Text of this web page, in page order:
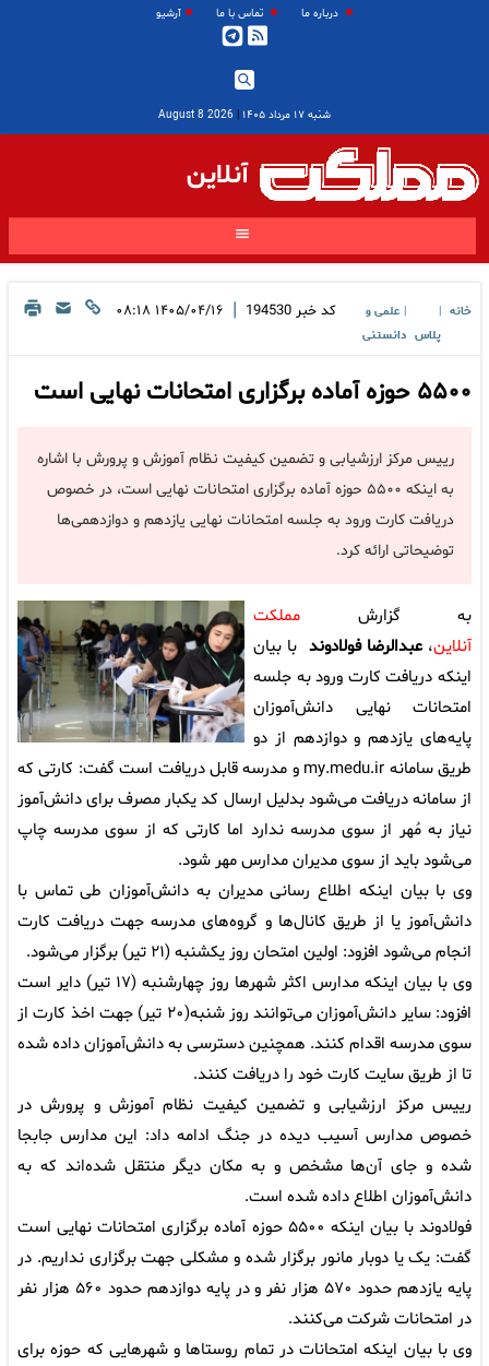
درباره ما تماس با ما آرشیو
شنبه ۱۷ مرداد ۱۴۰۵ |
2026 August 8
آنلاین
خانه
پلاس
علمی و
دانستنی
کد خبر 194530
| ۱۴۰۵/۰۴/۱۶ ۰۸:۱۸
۵۵۰۰ حوزه آماده برگزاری امتحانات نهایی است
رییس مرکز ارزشیابی و تضمین کیفیت نظام آموزش و پرورش با اشاره
به اینکه ۵۵۰۰ حوزه آماده برگزاری امتحانات نهایی است، در خصوص
دریافت کارت ورود به جلسه امتحانات نهایی یازدهم و دوازدهمی‌ها
توضیحاتی ارائه کرد.
به گزارش مملکت
آنلاین،عبدالرضا فولادوند با بیان
اینکه دریافت کارت ورود به جلسه
امتحانات نهایی دانش‌آموزان
پایه‌های یازدهم و دوازدهم از دو
طریق سامانه my.medu.ir و مدرسه قابل دریافت است گفت: کارتی که
از سامانه دریافت می‌شود بدلیل ارسال کد یکبار مصرف برای دانش‌آموز
نیاز به مُهر از سوی مدرسه ندارد اما کارتی که از سوی مدرسه چاپ
می‌شود باید از سوی مدیران مدارس مهر شود.
وی با بیان اینکه اطلاع رسانی مدیران به دانش‌آموزان طی تماس با
دانش‌آموز یا از طریق کانال‌ها و گروه‌های مدرسه جهت دریافت کارت
انجام می‌شود افزود: اولین امتحان روز یکشنبه (۲۱ تیر) برگزار می‌شود.
وی با بیان اینکه مدارس اکثر شهرها روز چهارشنبه (۱۷ تیر) دایر است
افزود: سایر دانش‌آموزان می‌توانند روز شنبه(۲۰ تیر) جهت اخذ کارت از
سوی مدرسه اقدام کنند. همچنین دسترسی به دانش‌آموزان داده شده
تا از طریق سایت کارت خود را دریافت کنند.
رییس مرکز ارزشیابی و تضمین کیفیت نظام آموزش و پرورش در
خصوص مدارس آسیب دیده در جنگ ادامه داد: این مدارس جابجا
شده و جای آن‌ها مشخص و به مکان دیگر منتقل شده‌اند که به
دانش‌آموزان اطلاع داده شده است.
فولادوند با بیان اینکه ۵۵۰۰ حوزه آماده برگزاری امتحانات نهایی است
گفت: یک یا دوبار مانور برگزار شده و مشکلی جهت برگزاری نداریم. در
پایه یازدهم حدود ۵۷۰ هزار نفر و در پایه دوازدهم حدود ۵۶۰ هزار نفر
در امتحانات شرکت می‌کنند.
وی با بیان اینکه امتحانات در تمام روستاها و شهرهایی که حوزه برای